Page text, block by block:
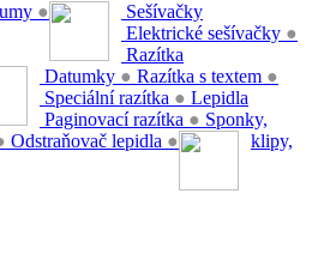
●
Sešívačky
Elektrické sešívačky ●
Razítka
Datumky ● Razítka s textem ●
Speciální razítka ●
Paginovací razítka ●
Lepidla
Odstraňovač lepidla ●
Sponky,
klipy,